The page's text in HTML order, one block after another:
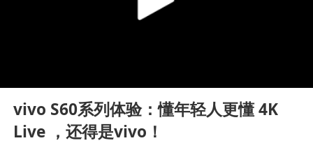
香港正式允许“拒绝抢救”
杭州全市有序停课
直击东北超：哈尔滨vs通辽
Play
vivo S60系列体验：懂年轻人更懂 4K
Live ，还得是vivo！